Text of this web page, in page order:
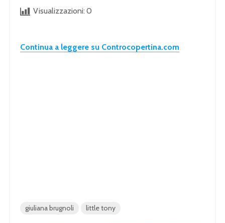
Visualizzazioni: 0
Continua a leggere su Controcopertina.com
giuliana brugnoli little tony